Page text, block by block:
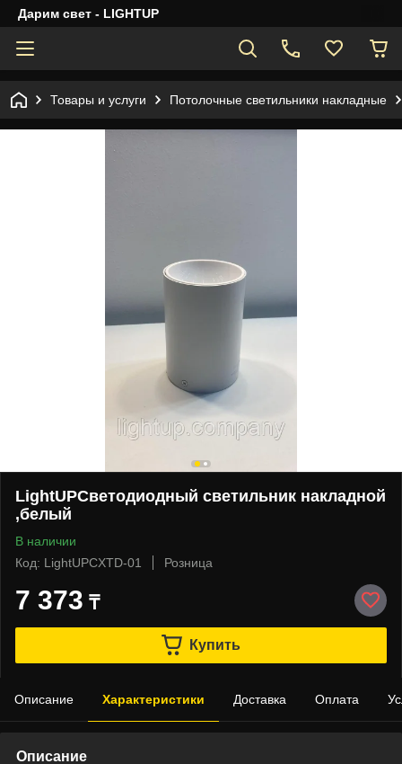
Дарим свет - LIGHTUP
Товары и услуги Потолочные светильники накладные
LightUPСветодиодный светильник накладной
,белый
В наличии
Код: LightUPCXTD-01
Розница
7 373 ₸
Купить
Описание Характеристики Доставка Оплата
Описание